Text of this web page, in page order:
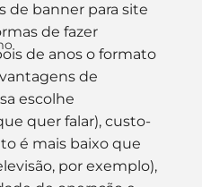
de banner para site
de fazer
de anos o formato
de
escolhe
quer falar), custo-
é mais baixo que
por exemplo),